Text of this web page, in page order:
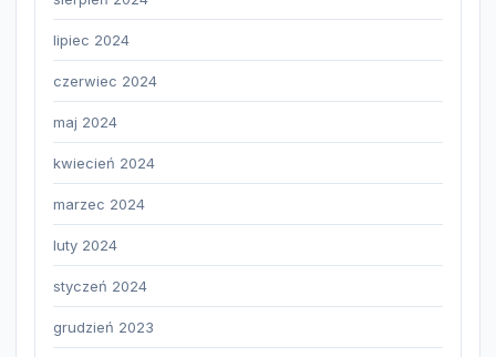
lipiec 2024
czerwiec 2024
maj 2024
kwiecień 2024
marzec 2024
luty 2024
styczeń 2024
grudzień 2023